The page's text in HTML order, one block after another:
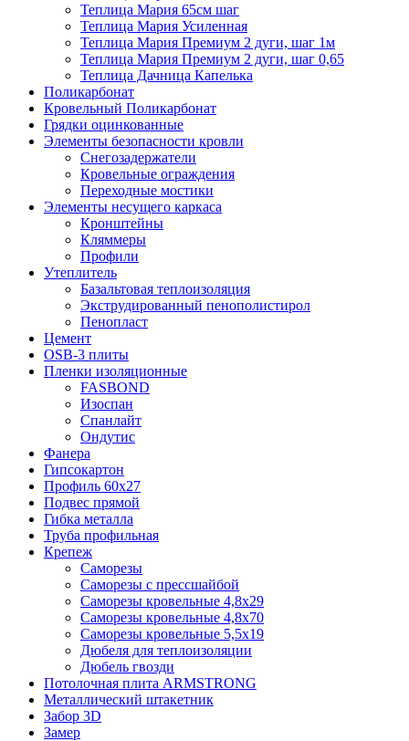
Теплица Мария 65см шаг
Теплица Мария Усиленная
Теплица Мария Премиум 2 дуги, шаг 1м
Теплица Мария Премиум 2 дуги, шаг 0,65
Теплица Дачница Капелька
Поликарбонат
Кровельный Поликарбонат
Грядки оцинкованные
Элементы безопасности кровли
Снегозадержатели
Кровельные ограждения
Переходные мостики
Элементы несущего каркаса
Кронштейны
Кляммеры
Профили
Утеплитель
Базальтовая теплоизоляция
Экструдированный пенополистирол
Пенопласт
Цемент
OSB-3 плиты
Пленки изоляционные
FASBOND
Изоспан
Спанлайт
Ондутис
Фанера
Гипсокартон
Профиль 60х27
Подвес прямой
Гибка металла
Труба профильная
Крепеж
Саморезы
Саморезы с прессшайбой
Саморезы кровельные 4,8х29
Саморезы кровельные 4,8х70
Саморезы кровельные 5,5х19
Дюбеля для теплоизоляции
Дюбель гвозди
Потолочная плита ARMSTRONG
Металлический штакетник
Забор 3D
Замер